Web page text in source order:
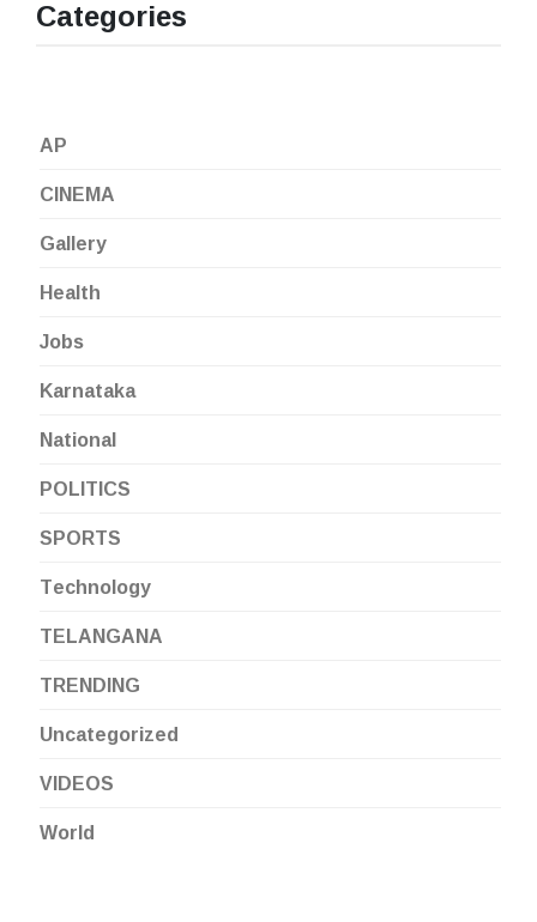
Categories
AP
CINEMA
Gallery
Health
Jobs
Karnataka
National
POLITICS
SPORTS
Technology
TELANGANA
TRENDING
Uncategorized
VIDEOS
World